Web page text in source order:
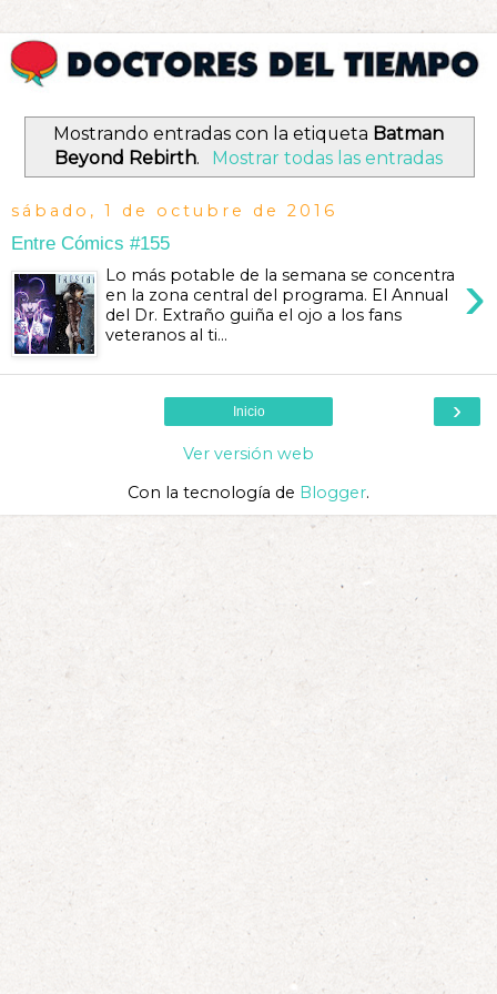
Mostrando entradas con la etiqueta Batman
Beyond Rebirth. Mostrar todas las entradas
sábado, 1 de octubre de 2016
Entre Cómics #155
›
Lo más potable de la semana se concentra
en la zona central del programa. El Annual
del Dr. Extraño guiña el ojo a los fans
veteranos al ti...
›
Inicio
Ver versión web
Con la tecnología de Blogger.